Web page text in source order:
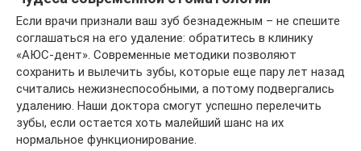
Если врачи признали ваш зуб безнадежным – не спешите
соглашаться на его удаление: обратитесь в клинику
«АЮС-дент». Современные методики позволяют
сохранить и вылечить зубы, которые еще пару лет назад
считались нежизнеспособными, а потому подвергались
удалению. Наши доктора смогут успешно перелечить
зубы, если остается хоть малейший шанс на их
нормальное функционирование.